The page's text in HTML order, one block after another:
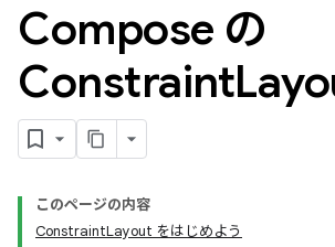
Compose の
Constraint
このページの内容
ConstraintLayout をはじめよう